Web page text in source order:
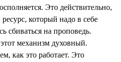
Это действительно,
который надо в себе
сбиваться на проповедь.
механизм духовный.
как это работает. Это